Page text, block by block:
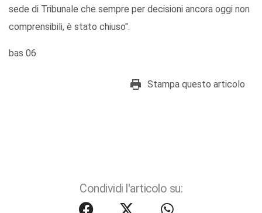
sede di Tribunale che sempre per decisioni ancora oggi non
comprensibili, è stato chiuso".
bas 06
Stampa questo articolo
Condividi l'articolo su: